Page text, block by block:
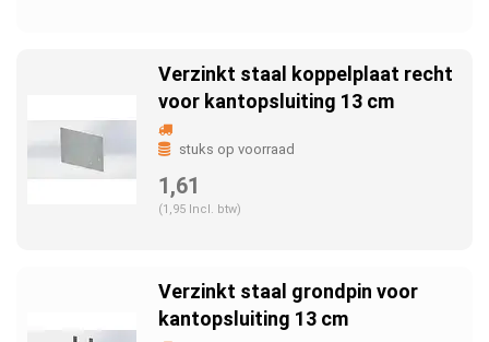
Verzinkt staal koppelplaat recht
voor kantopsluiting 13 cm
stuks op voorraad
1,61
(1,95 Incl. btw)
Verzinkt staal grondpin voor
kantopsluiting 13 cm